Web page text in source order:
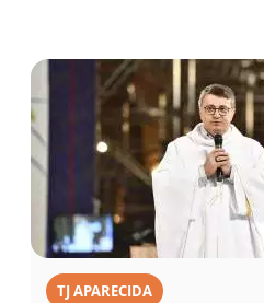
TJ APARECIDA